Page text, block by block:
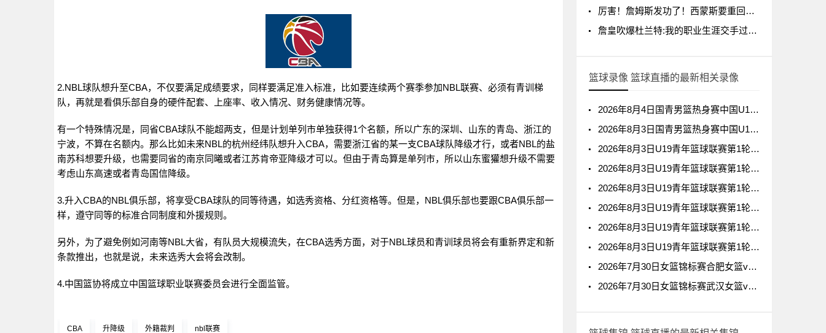
2.NBL球队想升至CBA，不仅要满足成绩要求，同样要满足准入标准，比如要连续两个赛季参加NBL联赛、必须有青训梯
队，再就是看俱乐部自身的硬件配套、上座率、收入情况、财务健康情况等。
有一个特殊情况是，同省CBA球队不能超两支，但是计划单列市单独获得1个名额，所以广东的深圳、山东的青岛、浙江的
宁波，不算在名额内。那么比如未来NBL的杭州经纬队想升入CBA，需要浙江省的某一支CBA球队降级才行，或者NBL的盐
南苏科想要升级，也需要同省的南京同曦或者江苏肯帝亚降级才可以。但由于青岛算是单列市，所以山东蜜獾想升级不需要
考虑山东高速或者青岛国信降级。
3.升入CBA的NBL俱乐部，将享受CBA球队的同等待遇，如选秀资格、分红资格等。但是，NBL俱乐部也要跟CBA俱乐部一
样，遵守同等的标准合同制度和外援规则。
另外，为了避免例如河南等NBL大省，有队员大规模流失，在CBA选秀方面，对于NBL球员和青训球员将会有重新界定和新
条款推出，也就是说，未来选秀大会将会改制。
4.中国篮协将成立中国篮球职业联赛委员会进行全面监管。
CBA 升降级 外籍裁判 nbl联赛
厉害！詹姆斯发功了！西蒙斯要重回老东家？
詹皇吹爆杜兰特:我的职业生涯交手过无数伟大得分手 KD是最全面的一个
篮球录像 篮球直播的最新相关录像
2026年8月4日国青男篮热身赛中国U18男篮vs加拿大大卫·安篮球学院全场录像回放
2026年8月3日国青男篮热身赛中国U18男篮vs韩国东国大学全场录像回放
2026年8月3日U19青年篮球联赛第1轮龙狮青年U19vs辽宁沈阳三生U19全场录像回放
2026年8月3日U19青年篮球联赛第1轮浙江广厦U19vs福建浔兴U19全场录像回放
2026年8月3日U19青年篮球联赛第1轮北京首钢U19vs四川锦城U19全场录像回放
2026年8月3日U19青年篮球联赛第1轮青岛国信海天U19vs山西汾酒U19全场录像回放
2026年8月3日U19青年篮球联赛第1轮上海久事U19vs浙江稠州银行U19全场录像回放
2026年8月3日U19青年篮球联赛第1轮广东宏远U19vs吉林东北虎U19全场录像回放
2026年7月30日女篮锦标赛合肥女篮vs山东女篮全场录像回放
2026年7月30日女篮锦标赛武汉女篮vs新疆女篮全场录像回放